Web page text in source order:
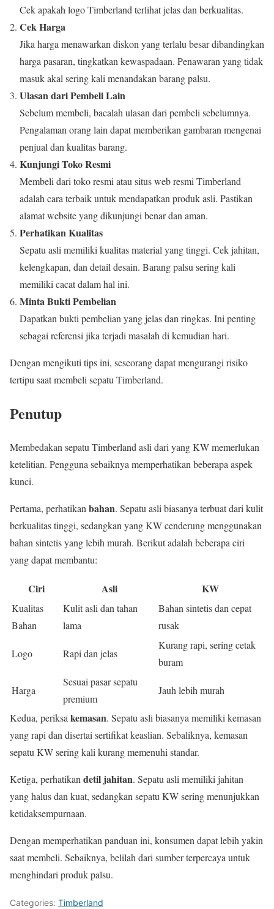
Cek apakah logo Timberland terlihat jelas dan berkualitas.
Cek Harga
Jika harga menawarkan diskon yang terlalu besar dibandingkan
harga pasaran, tingkatkan kewaspadaan. Penawaran yang tidak
masuk akal sering kali menandakan barang palsu.
Ulasan dari Pembeli Lain
Sebelum membeli, bacalah ulasan dari pembeli sebelumnya.
Pengalaman orang lain dapat memberikan gambaran mengenai
penjual dan kualitas barang.
Kunjungi Toko Resmi
Membeli dari toko resmi atau situs web resmi Timberland
adalah cara terbaik untuk mendapatkan produk asli. Pastikan
alamat website yang dikunjungi benar dan aman.
Perhatikan Kualitas
Sepatu asli memiliki kualitas material yang tinggi. Cek jahitan,
kelengkapan, dan detail desain. Barang palsu sering kali
memiliki cacat dalam hal ini.
Minta Bukti Pembelian
Dapatkan bukti pembelian yang jelas dan ringkas. Ini penting
sebagai referensi jika terjadi masalah di kemudian hari.
Dengan mengikuti tips ini, seseorang dapat mengurangi risiko
tertipu saat membeli sepatu Timberland.
Penutup
Membedakan sepatu Timberland asli dari yang KW memerlukan
ketelitian. Pengguna sebaiknya memperhatikan beberapa aspek
kunci.
Pertama, perhatikan bahan. Sepatu asli biasanya terbuat dari kulit
berkualitas tinggi, sedangkan yang KW cenderung menggunakan
bahan sintetis yang lebih murah. Berikut adalah beberapa ciri
yang dapat membantu:
Ciri Asli KW
Kualitas
Bahan
Kulit asli dan tahan
lama
Bahan sintetis dan cepat
rusak
Logo Rapi dan jelas
Kurang rapi, sering cetak
buram
Harga
Sesuai pasar sepatu
premium
Jauh lebih murah
Kedua, periksa kemasan. Sepatu asli biasanya memiliki kemasan
yang rapi dan disertai sertifikat keaslian. Sebaliknya, kemasan
sepatu KW sering kali kurang memenuhi standar.
Ketiga, perhatikan detil jahitan. Sepatu asli memiliki jahitan
yang halus dan kuat, sedangkan sepatu KW sering menunjukkan
ketidaksempurnaan.
Dengan memperhatikan panduan ini, konsumen dapat lebih yakin
saat membeli. Sebaiknya, belilah dari sumber terpercaya untuk
menghindari produk palsu.
Categories: Timberland